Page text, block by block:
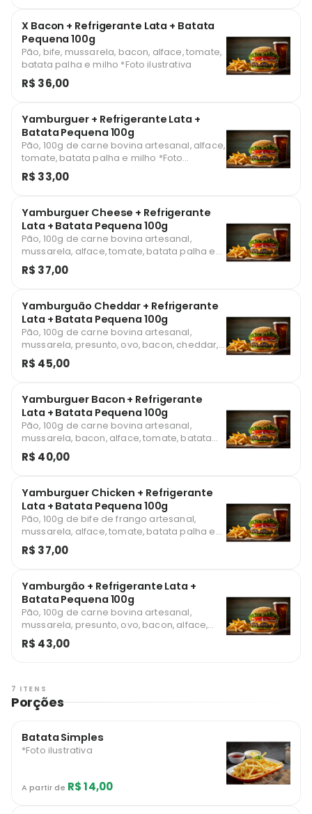
X Bacon + Refrigerante Lata + Batata
Pequena 100g
Pão, bife, mussarela, bacon, alface, tomate,
batata palha e milho *Foto ilustrativa
R$ 36,00
Yamburguer + Refrigerante Lata +
Batata Pequena 100g
Pão, 100g de carne bovina artesanal, alface,
tomate, batata palha e milho *Foto
ilustrativa
R$ 33,00
Yamburguer Cheese + Refrigerante
Lata + Batata Pequena 100g
Pão, 100g de carne bovina artesanal,
mussarela, alface, tomate, batata palha e
milho *Foto ilustrativa
R$ 37,00
Yamburguão Cheddar + Refrigerante
Lata + Batata Pequena 100g
Pão, 100g de carne bovina artesanal,
mussarela, presunto, ovo, bacon, cheddar,
alface, tomate, batata palha e milho *Foto
ilustrativa
R$ 45,00
Yamburguer Bacon + Refrigerante
Lata + Batata Pequena 100g
Pão, 100g de carne bovina artesanal,
mussarela, bacon, alface, tomate, batata
R$ 40,00
Yamburguer Chicken + Refrigerante
Lata + Batata Pequena 100g
Pão, 100g de bife de frango artesanal,
mussarela, alface, tomate, batata palha e
milho *Foto ilustrativa
R$ 37,00
Yamburgão + Refrigerante Lata +
Batata Pequena 100g
Pão, 100g de carne bovina artesanal,
mussarela, presunto, ovo, bacon, alface,
tomate, batata palha e milho *Foto
ilustrativa
R$ 43,00
7 ITENS
Porções
Batata Simples
*Foto ilustrativa
A partir de R$ 14,00